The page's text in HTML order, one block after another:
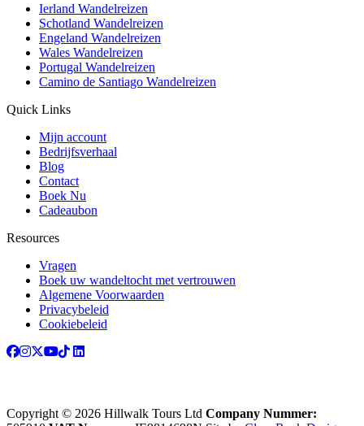
Ierland Wandelreizen
Schotland Wandelreizen
Engeland Wandelreizen
Wales Wandelreizen
Portugal Wandelreizen
Camino de Santiago Wandelreizen
Quick Links
Mijn account
Bedrijfsverhaal
Blog
Contact
Boek Nu
Cadeaubon
Resources
Vragen
Boek uw wandeltocht met vertrouwen
Algemene Voorwaarden
Privacybeleid
Cookiebeleid
Copyright © 2026 Hillwalk Tours Ltd Company Nummer: